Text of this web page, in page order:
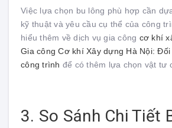
Việc lựa chọn bu lông phù hợp cần
kỹ thuật và yêu cầu cụ thể của công
hiểu thêm về dịch vụ gia công cơ khí
Gia công Cơ khí Xây dựng Hà Nội:
công trình để có thêm lựa chọn vật tư
3. So Sánh Chi Tiết